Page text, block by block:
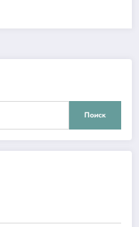
Поиск